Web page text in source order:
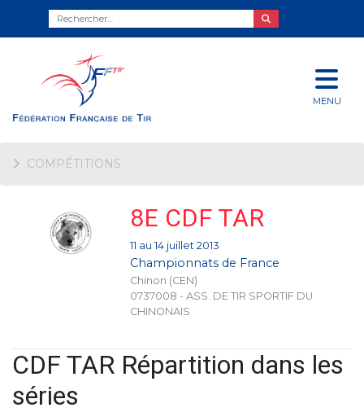
MENU
COMPÉTITIONS
8E CDF TAR
11 au 14 juillet 2013
Championnats de France
Chinon (CEN)
0737008 - ASS. DE TIR SPORTIF DU
CHINONAIS
CDF TAR Répartition dans les
séries